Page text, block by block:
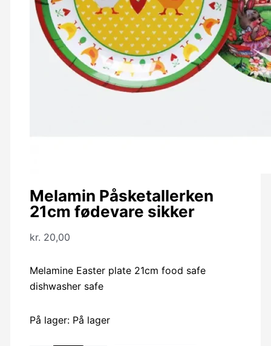
Melamin Påsketallerken
21cm fødevare sikker
kr. 20,00
Melamine Easter plate 21cm food safe
dishwasher safe
På lager: På lager